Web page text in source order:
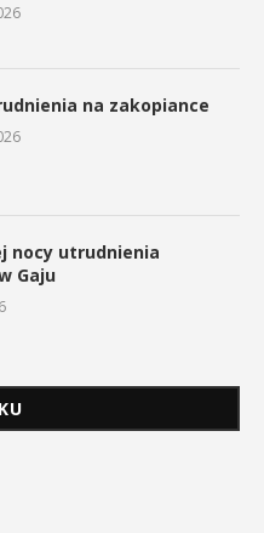
na zakopiance
nocy utrudnienia
Gaju